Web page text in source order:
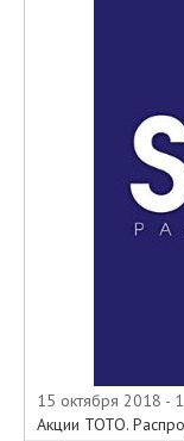
15 октября 2018 -
Акции TOTO.